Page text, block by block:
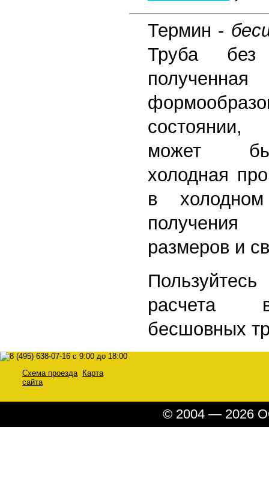
Термин -
Труба без
состоянии,
может
холодная
в
размеров и
расчета
бесшовных
Схема проезда
Карта
сайта
© 2004 — 2026